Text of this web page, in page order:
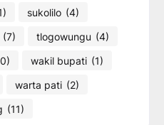
sukolilo (4)
(7) tlogowungu (4)
wakil bupati (1)
warta pati (2)
(11)